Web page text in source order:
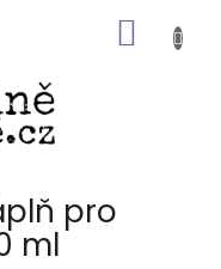
KOŠÍK
pro
ml